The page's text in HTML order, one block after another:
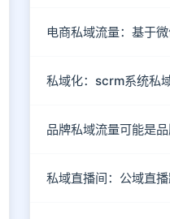
电商私域流量：基于
私域化：scrm系统私
品牌私域流量可能是
私域直播间：公域直